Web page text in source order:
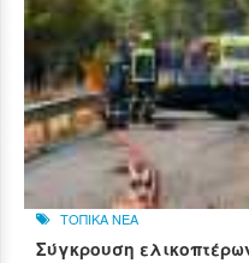
ΤΟΠΙΚΑ ΝΕΑ
Σύγκρουση